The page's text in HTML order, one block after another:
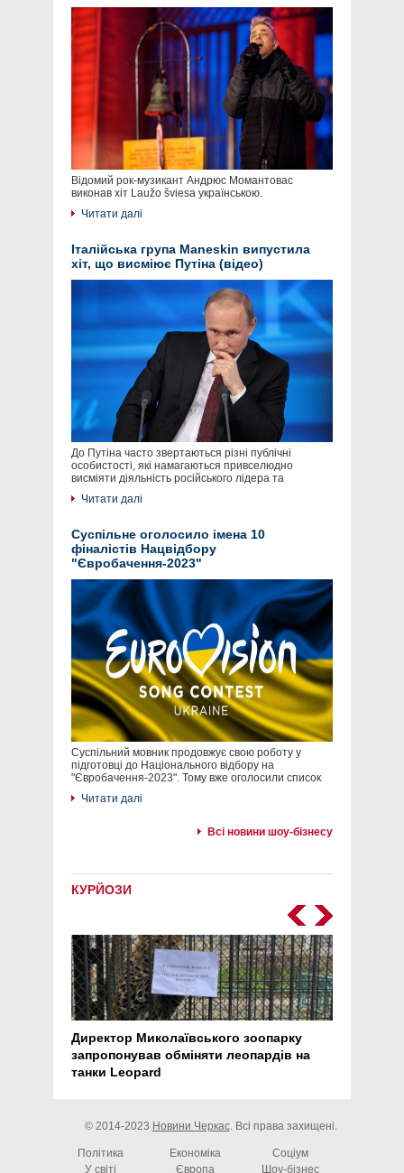
Відомий рок-музикант Андрюс Момантовас
виконав хіт Laužo šviesa українською.
Читати далі
Італійська група Maneskin випустила
хіт, що висміює Путіна (відео)
До Путіна часто звертаються різні публічні
особистості, які намагаються привселюдно
висміяти діяльність російського лідера та
Читати далі
Суспільне оголосило імена 10
фіналістів Нацвідбору
"Євробачення-2023"
Суспільний мовник продовжує свою роботу у
підготовці до Національного відбору на
"Євробачення-2023". Тому вже оголосили список
Читати далі
Всі новини шоу-бізнесу
КУРЙОЗИ
Директор Миколаївського зоопарку
запропонував обміняти леопардів на
танки Leopard
© 2014-2023 Новини Черкас. Всі права захищені.
Політика Економіка
Соціум
У світі
Європа Шоу-бізнес